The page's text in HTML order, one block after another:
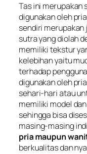
Tas ini merupakan
digunakan oleh
sendiri
sutra yang diolah
memiliki tekstur
kelebihan yaitu
terhadap
digunakan oleh
sehari-hari atau
memiliki model
sehingga bisa
masing-masing
pria maupun
berkualitas dan